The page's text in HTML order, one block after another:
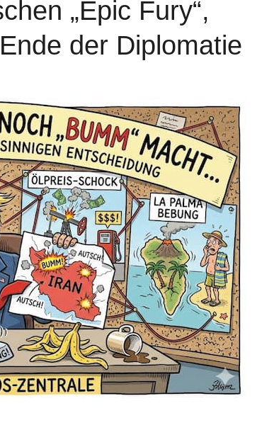
„Epic Fury“,
der Diplomatie